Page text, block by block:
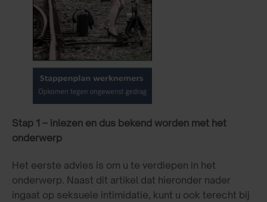
Stap 1 – inlezen en dus bekend worden met het
onderwerp
Het eerste advies is om u te verdiepen in het
onderwerp. Naast dit artikel dat hieronder nader
ingaat op seksuele intimidatie, kunt u ook terecht bij